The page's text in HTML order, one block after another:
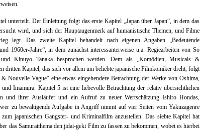
unterteilt. Der Einleitung folgt das erste Kapitel „Japan über Japan“, in dem das
wird, und sich der Hauptaugenmerk auf humanistische Themen, und Filme
legt. Das zweite Kapitel behandelt nach eigenen Angaben „Bedeutende
1960er-Jahre“, in dem zunächst interessanterweise u.a. Regiearbeiten von So
Kinuyo Tanaka besprochen werden. Dem als „Komödien, Musicals &
dritten Kapitel, das sich vor allem um beliebte japanische Filmkomiker dreht, folgt
Nouvelle Vague“ eine etwas eingehendere Betrachtung der Werke von Oshima,
Imamura. Kapitel 5 ist eine liebevolle Betrachtung der relativ übersichtlichen
und ihrer Ausläufer und ein Aufruf zu neuer Wertschätzung Ishiro Hondas,
zu bewältigende Aufgabe in Angriff nimmt auf vier Seiten vom Yakuzagenre
zum japanischen Gangster- und Kriminalfilm anzustellen. Das siebte Kapitel hat
das Samuraithema den jidai-geki Film zu fassen zu bekommen, wobei es hierbei